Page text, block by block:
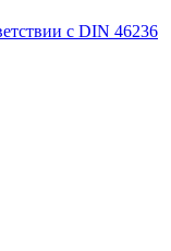
с DIN 46236